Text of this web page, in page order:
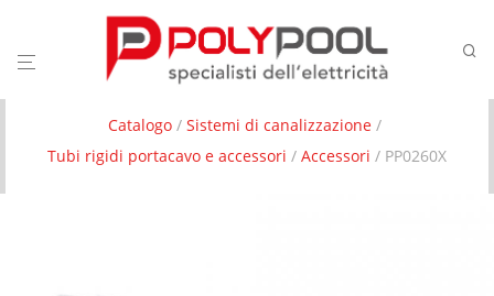
Catalogo / Sistemi di canalizzazione /
Tubi rigidi portacavo e accessori / Accessori / PP0260X